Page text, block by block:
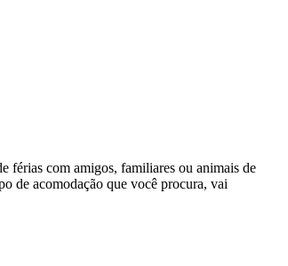
férias com amigos, familiares ou animais de
de acomodação que você procura, vai